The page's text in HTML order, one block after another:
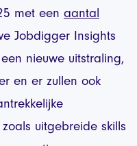
met een aantal
Jobdigger Insights
nieuwe uitstraling,
en er zullen ook
uitgebreide skills